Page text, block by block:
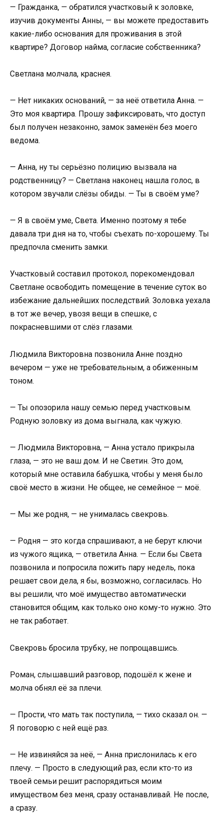
— Гражданка, — обратился участковый к золовке,
изучив документы Анны, — вы можете предоставить
какие-либо основания для проживания в этой
квартире? Договор найма, согласие собственника?
Светлана молчала, краснея.
— Нет никаких оснований, — за неё ответила Анна. —
Это моя квартира. Прошу зафиксировать, что доступ
был получен незаконно, замок заменён без моего
ведома.
— Анна, ну ты серьёзно полицию вызвала на
родственницу? — Светлана наконец нашла голос, в
котором звучали слёзы обиды. — Ты в своём уме?
— Я в своём уме, Света. Именно поэтому я тебе
давала три дня на то, чтобы съехать по-хорошему. Ты
предпочла сменить замки.
Участковый составил протокол, порекомендовал
Светлане освободить помещение в течение суток во
избежание дальнейших последствий. Золовка уехала
в тот же вечер, увозя вещи в спешке, с
покрасневшими от слёз глазами.
Людмила Викторовна позвонила Анне поздно
вечером — уже не требовательным, а обиженным
тоном.
— Ты опозорила нашу семью перед участковым.
Родную золовку из дома выгнала, как чужую.
— Людмила Викторовна, — Анна устало прикрыла
глаза, — это не ваш дом. И не Светин. Это дом,
который мне оставила бабушка, чтобы у меня было
своё место в жизни. Не общее, не семейное — моё.
— Мы же родня, — не унималась свекровь.
— Родня — это когда спрашивают, а не берут ключи
из чужого ящика, — ответила Анна. — Если бы Света
позвонила и попросила пожить пару недель, пока
решает свои дела, я бы, возможно, согласилась. Но
вы решили, что моё имущество автоматически
становится общим, как только оно кому-то нужно. Это
не так работает.
Свекровь бросила трубку, не попрощавшись.
Роман, слышавший разговор, подошёл к жене и
молча обнял её за плечи.
— Прости, что мать так поступила, — тихо сказал он. —
Я поговорю с ней ещё раз.
— Не извиняйся за неё, — Анна прислонилась к его
плечу. — Просто в следующий раз, если кто-то из
твоей семьи решит распорядиться моим
имуществом без меня, сразу останавливай. Не после,
а сразу.